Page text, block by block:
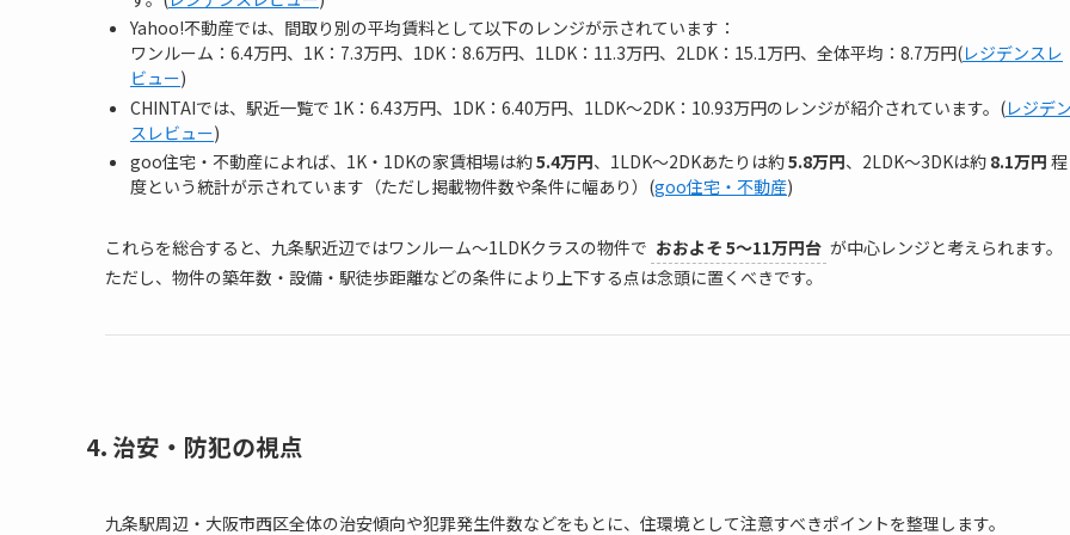
Yahoo!不動産では、間取り別の平均賃料として以下のレンジが示されています：
ワンルーム：6.4万円、1K：7.3万円、1DK：8.6万円、1LDK：11.3万円、2LDK：15.1万円、全体平均：8.7万円(レジデンスレ
ビュー)
CHINTAIでは、駅近一覧で 1K：6.43万円、1DK：6.40万円、1LDK〜2DK：10.93万円のレンジが紹介されています。(レジデ
スレビュー)
goo住宅・不動産によれば、1K・1DKの家賃相場は約5.4万円、1LDK～2DKあたりは約5.8万円、2LDK〜3DKは約 8.1万円 程
度という統計が示されています（ただし掲載物件数や条件に幅あり）(goo住宅・不動産)
これらを総合すると、九条駅近辺ではワンルーム〜1LDKクラスの物件で おおよそ 5〜11万円台 が中心レンジと考えられます。
ただし、物件の築年数・設備・駅徒歩距離などの条件により上下する点は念頭に置くべきです。
4. 治安・防犯の視点
九条駅周辺・大阪市西区全体の治安傾向や犯罪発生件数などをもとに、住環境として注意すべきポイントを整理します。